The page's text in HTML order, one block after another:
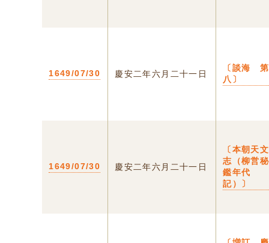
1649/07/30 慶安二年六月二十一日
〔談海 第
八〕
1649/07/30 慶安二年六月二十一日
〔本朝天文
志（柳営秘
鑑年代
記）〕